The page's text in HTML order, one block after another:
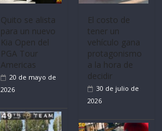
Quito se alista
para un nuevo
Kia Open del
PGA Tour
Americas
20 de mayo de
2026
El costo de
tener un
vehículo gana
protagonismo
a la hora de
decidir
30 de julio de
2026